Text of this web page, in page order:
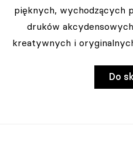
pięknych, wychodzących
druków
kreatywnych i
Do